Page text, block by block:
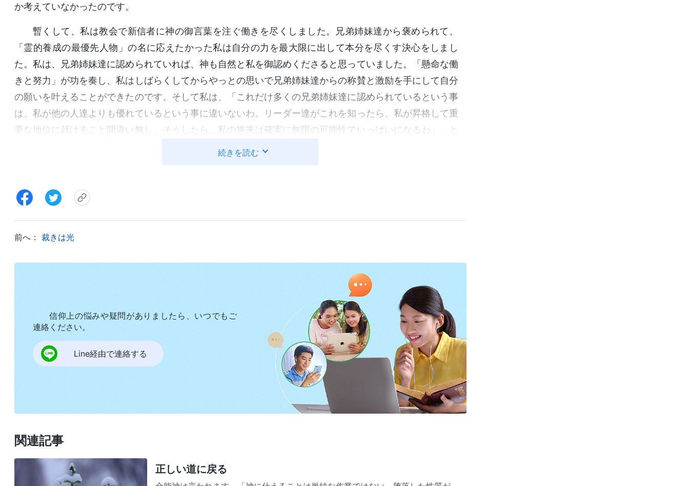
か考えていなかったのです。
暫くして、私は教会で新信者に神の御言葉を注ぐ働きを尽くしました。兄弟姉妹達から褒められて、
「霊的養成の最優先人物」の名に応えたかった私は自分の力を最大限に出して本分を尽くす決心をしまし
た。私は、兄弟姉妹達に認められていれば、神も自然と私を御認めくださると思っていました。「懸命な働
きと努力」が功を奏し、私はしばらくしてからやっとの思いで兄弟姉妹達からの称賛と激励を手にして自分
の願いを叶えることができたのです。そして私は、「これだけ多くの兄弟姉妹達に認められているという事
は、私が他の人達よりも優れているという事に違いないわ。リーダー達がこれを知ったら、私が昇格して重
要な地位に就けること間違い無し。そうしたら、私の将来は確実に無限の可能性でいっぱいになるわ」、と
思わずにいられなくなりました。自己満足に浸りながら生きていた私は、無意識のうちに自分の本分をいい
のです。この状況に直面して動揺した私はこう思いました。「やっとの思いでこの‘名誉’を手にしたのに、
しまうじゃない。どうにかしてこの状況を改善しなきゃいけないわ。」その後数日の間、私は毎日外出して
新信者達をサポートしました。時には、1つの集会のためにいくつもの丘を越え、徒歩で往復3、4時間もか
けて参加しました。しかし、私はこれを全く辛いと感じませんでした。1か月後、私はもうくたくたでし
た。しかし、聖霊の働きを内に秘めていなかった私は神の御言葉について語っても退屈でつまらないものに
なってしまい、新信者達の状況をタイミング良く改善することができなかったのです。私は頭痛がするほど
これに苦しんだにもかかわらず、神の前で自省する必要があることにまだ気付きませんでした。私は長い間
仕事の成果を挙げられず、新信者達の生活に害を及ぼしてしまい、ついには帰宅させられてしまいました。
家に着いた時はまるで空から地面まで落下してきた様な気分になり、体全体がぐったりして、弱さまで感じ
ました。私は大勢の兄弟姉妹達に尊敬されながらも、ここまで落ちぶれてしまったのかと振り返りました。
兄弟姉妹達に知られたらどう見られるだろう？こう考えれば考えるほど、彼らに合わせる顔が無いと感じる
様になり、私は集会に参加することを拒否して、毎日を泣きながら家で過ごしました。私は心の中で酷く悩
な観念や希望や未来を多くもちすぎる。あなたがたは追求において、個人的な観念や希望や未来を多くもち
すぎる。現在の働きは、あなたがたの地位に対する欲望やとりとめもない欲望を取り扱うためのものであ
る。望み、地位に対する欲望、そして観念はどれも典型的なサタン的な性質の表れである。…人間の心は、
続きを読む
前へ： 裁きは光
信仰上の悩みや疑問がありましたら、いつでもご
連絡ください。
Line経由で連絡する
関連記事
正しい道に戻る